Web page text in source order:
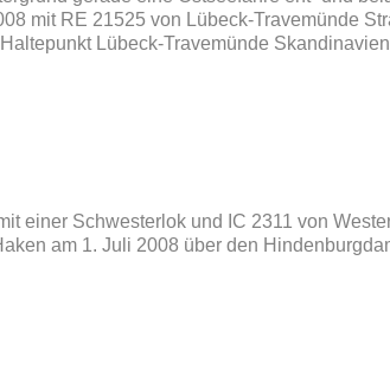
mit RE 21525 von Lübeck-Travemünde
Lübeck-Travemünde
einer Schwesterlok und IC 2311 von
am 1. Juli 2008 über den